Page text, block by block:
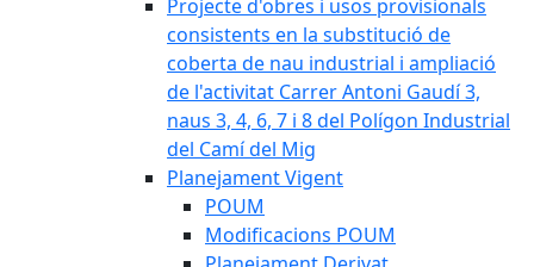
Projecte d'obres i usos provisionals
consistents en la substitució de
coberta de nau industrial i ampliació
de l'activitat Carrer Antoni Gaudí 3,
naus 3, 4, 6, 7 i 8 del Polígon Industrial
del Camí del Mig
Planejament Vigent
POUM
Modificacions POUM